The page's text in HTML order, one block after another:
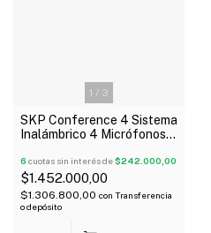
1 / 3
SKP Conference 4 Sistema
Inalámbrico 4 Micrófonos
6 cuotas sin interés de$242.000,00
$1.452.000,00
$1.306.800,00 con Transferencia
o depósito